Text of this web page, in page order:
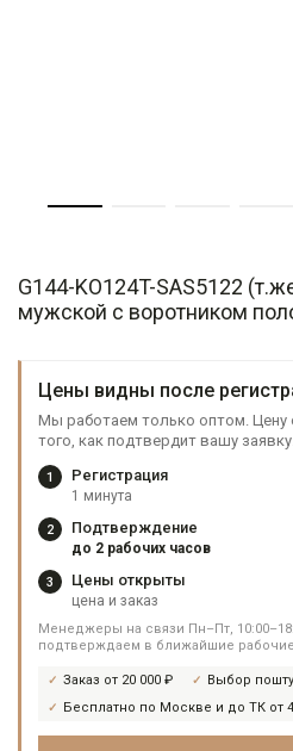
G144-KO124T-SAS5122
мужской с воротником
Цены видны после
Мы работаем только оптом.
того, как подтвердит вашу
1 Регистрация
1 минута
2 Подтверждение
до 2 рабочих часов
3 Цены открыты
цена и заказ
Менеджеры на связи Пн–Пт,
подтверждаем в ближайшие
Заказ от 20 000 ₽ Выбор
Бесплатно по Москве и до ТК от